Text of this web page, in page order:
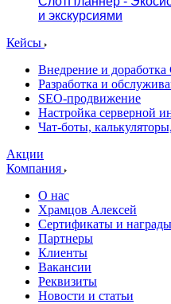
и экскурсиями
Кейсы
Внедрение и доработка
Разработка и
SEO-продвижение
Настройка серверной
Чат-боты,
Акции
Компания
О нас
Храмцов Алексей
Сертификаты и награды
Партнеры
Клиенты
Вакансии
Реквизиты
Новости и статьи